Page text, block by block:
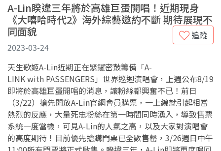
A-Lin睽違三年將於高雄巨蛋開唱！近期現身
《大嘻哈時代2》海外綜藝邀約不斷 期待展現不
同面貌
追蹤
2023-03-24
天生歌姬A-Lin近期正在緊鑼密鼓籌備「A-
LINK with PASSENGERS」世界巡迴演唱會，上週公布8/19
即將於高雄巨蛋開唱的消息，讓粉絲都興奮不已！前日
（3/22）搶先開放A-Lin官網會員購票，一上線就引起相當
熱烈的反應，大量死忠粉絲在第一時間同時湧入，導致售票
系統一度當機，可見A-Lin的人氣之高，以及大家對演唱會
的高度期待！目前優先搶購門票已全數售罄，3/26週日中午